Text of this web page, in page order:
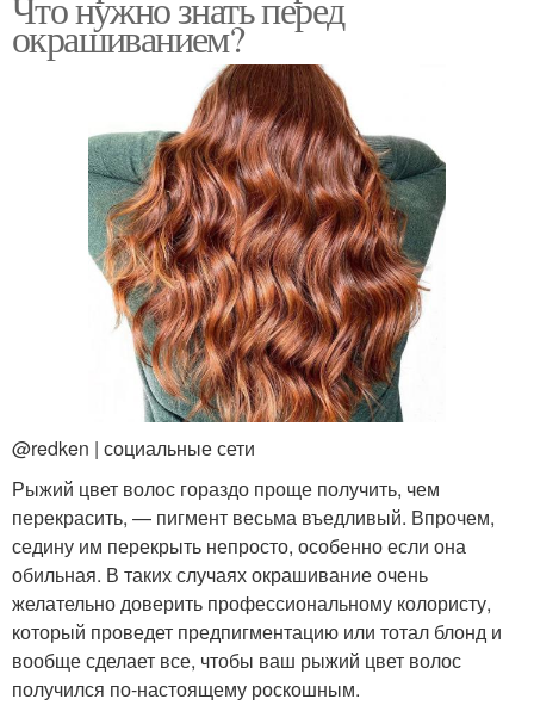
окрашиванием?
@redken | социальные сети
Рыжий цвет волос гораздо проще получить, чем
перекрасить, — пигмент весьма въедливый. Впрочем,
седину им перекрыть непросто, особенно если она
обильная. В таких случаях окрашивание очень
желательно доверить профессиональному колористу,
который проведет предпигментацию или тотал блонд и
вообще сделает все, чтобы ваш рыжий цвет волос
получился по-настоящему роскошным.